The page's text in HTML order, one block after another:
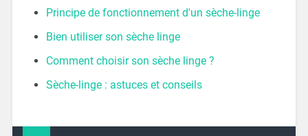
Principe de fonctionnement d'un sèche-linge
Bien utiliser son sèche linge
Comment choisir son sèche linge ?
Sèche-linge : astuces et conseils